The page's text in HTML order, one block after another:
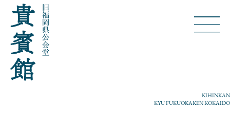
KIHINKAN
KYU FUKUOKAKEN KOKAIDO